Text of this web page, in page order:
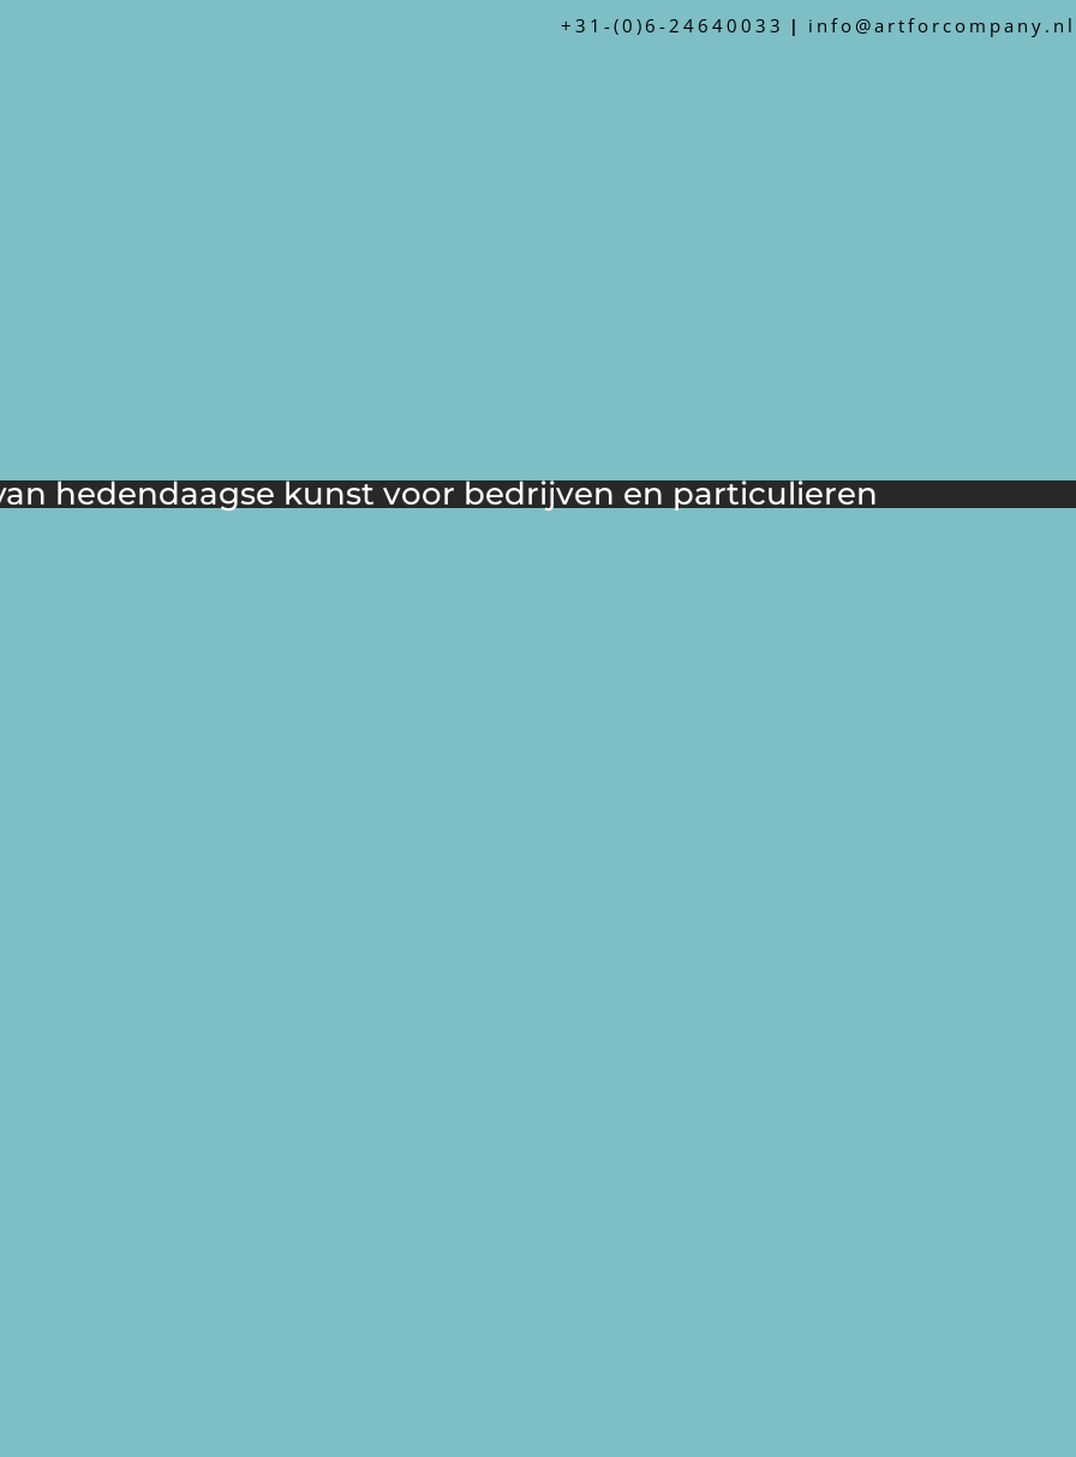
+31-(0)6-24640033 | info@artforcompany.nl
hedendaagse kunst voor bedrijven en particulieren